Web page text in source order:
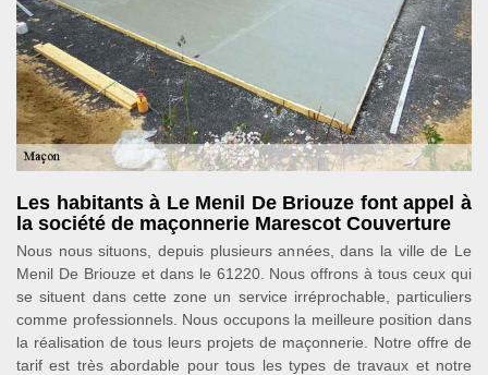
Les habitants à Le Menil De Briouze font appel à
la société de maçonnerie Marescot Couverture
Nous nous situons, depuis plusieurs années, dans la ville de Le
Menil De Briouze et dans le 61220. Nous offrons à tous ceux qui
se situent dans cette zone un service irréprochable, particuliers
comme professionnels. Nous occupons la meilleure position dans
la réalisation de tous leurs projets de maçonnerie. Notre offre de
tarif est très abordable pour tous les types de travaux et notre